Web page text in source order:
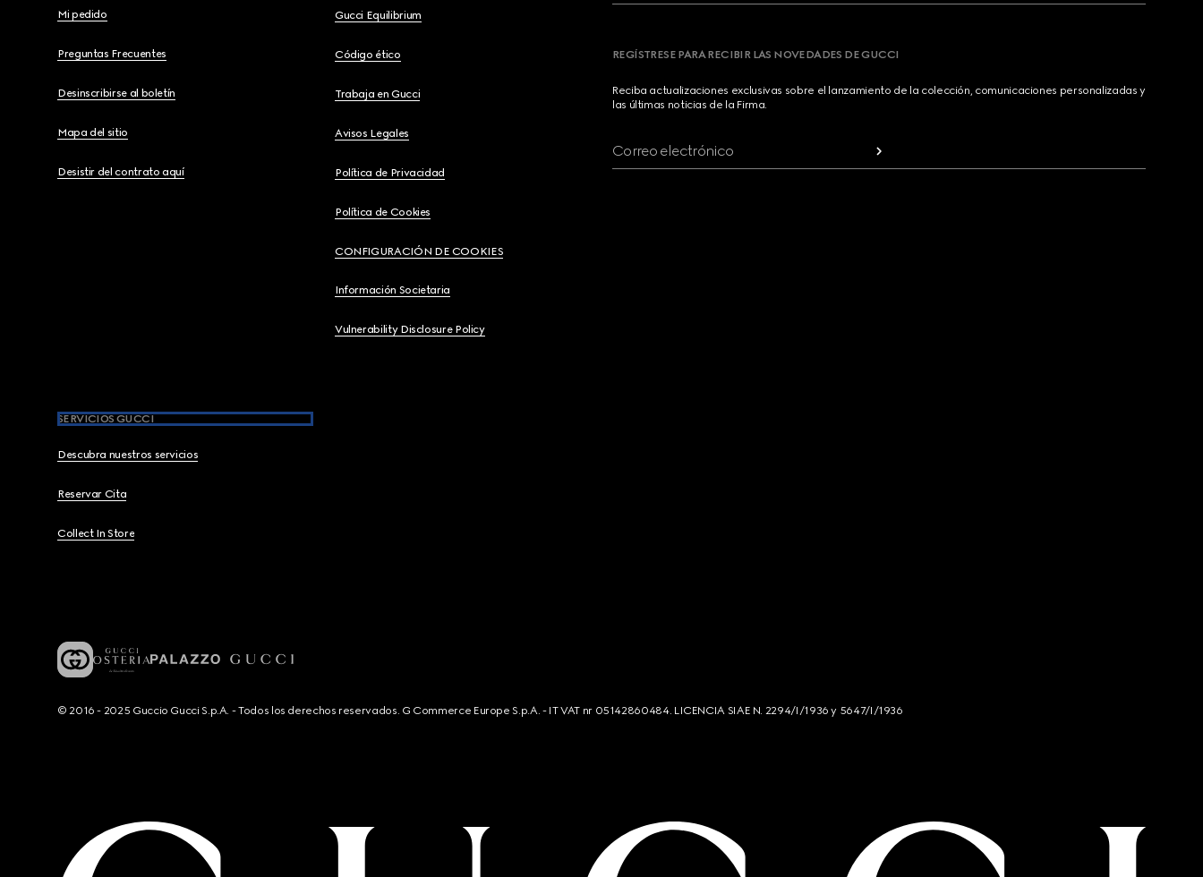
Mi pedido
Preguntas Frecuentes
Desinscribirse al boletín
Mapa del sitio
Desistir del contrato aquí
Gucci Equilibrium
Código ético
Trabaja en Gucci
Avisos Legales
Política de Privacidad
Política de Cookies
CONFIGURACIÓN DE COOKIES
Información Societaria
Vulnerability Disclosure Policy
SERVICIOS GUCCI
Descubra nuestros servicios
Reservar Cita
Collect In Store
REGÍSTRESE PARA RECIBIR LAS NOVEDADES DE GUCCI
Reciba actualizaciones exclusivas sobre el lanzamiento de la colección, comunicaciones personalizadas y
las últimas noticias de la Firma.
Correo electrónico
© 2016 - 2025 Guccio Gucci S.p.A. - Todos los derechos reservados. G Commerce Europe S.p.A. - IT VAT nr 05142860484. LICENCIA SIAE N. 2294/I/1936 y 5647/I/1936